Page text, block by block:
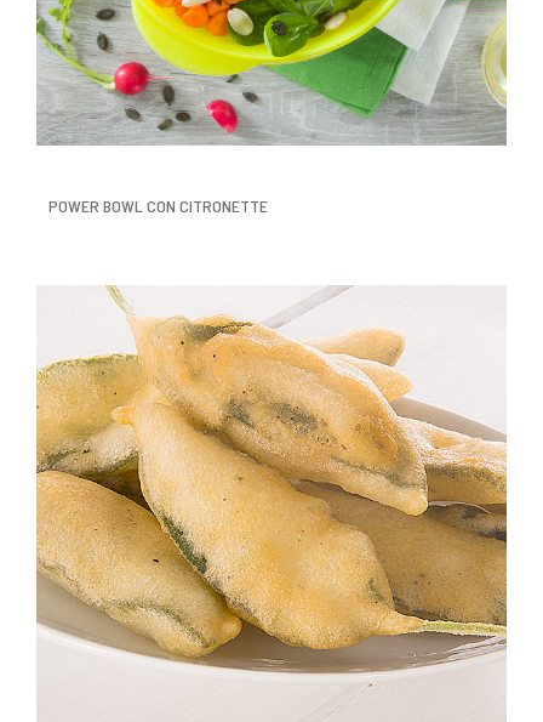
POWER BOWL CON CITRONETTE